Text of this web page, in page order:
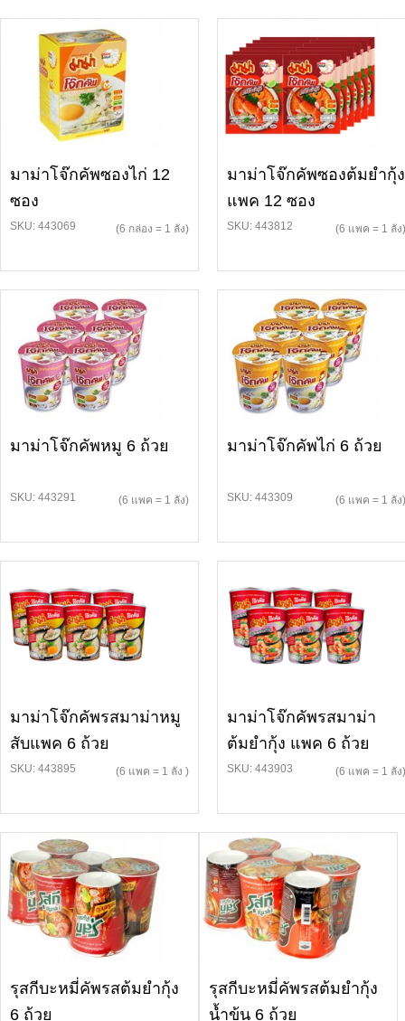
มาม่าโจ๊กคัพซองไก่ 12
ซอง
SKU: 443069 (6 กล่อง = 1 ลัง)
มาม่าโจ๊กคัพซองต้มยำกุ้ง
แพค 12 ซอง
SKU: 443812 (6 แพค = 1 ลัง)
มาม่าโจ๊กคัพหมู 6 ถ้วย
SKU: 443291 (6 แพค = 1 ลัง)
มาม่าโจ๊กคัพไก่ 6 ถ้วย
SKU: 443309 (6 แพค = 1 ลัง)
มาม่าโจ๊กคัพรสมาม่าหมู
สับแพค 6 ถ้วย
SKU: 443895 (6 แพค = 1 ลัง )
มาม่าโจ๊กคัพรสมาม่า
ต้มยำกุ้ง แพค 6 ถ้วย
SKU: 443903 (6 แพค = 1 ลัง)
รุสกีบะหมี่คัพรสต้มยำกุ้ง
6 ถ้วย
รุสกีบะหมี่คัพรสต้มยำกุ้ง
น้ำข้น 6 ถ้วย